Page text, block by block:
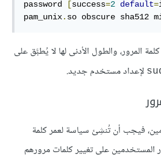
password [success=2 default=
pam_unix. so obscure sha512
المرور، والطول الأدنى لها لا يُطبَّق على
لإعداد مستخدم جديد.
فيجب أن تُنشِئ سياسة لعمر كلمة
المستخدمين على تغيير كلمات مرورهم